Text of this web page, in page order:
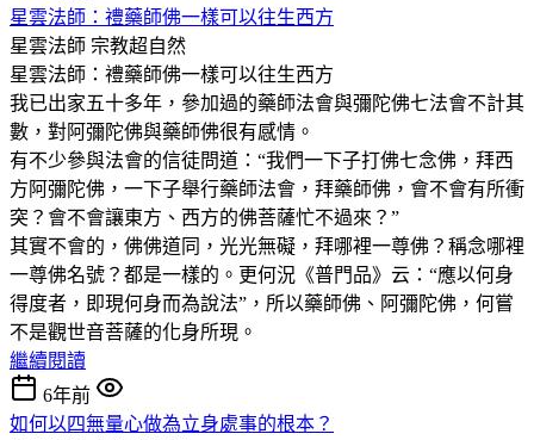
星雲法師：禮藥師佛一樣可以往生西方
星雲法師 宗教超自然
星雲法師：禮藥師佛一樣可以往生西方
我已出家五十多年，參加過的藥師法會與彌陀佛七法會不計其
數，對阿彌陀佛與藥師佛很有感情。
有不少參與法會的信徒問道：“我們一下子打佛七念佛，拜西
方阿彌陀佛，一下子舉行藥師法會，拜藥師佛，會不會有所衝
突？會不會讓東方、西方的佛菩薩忙不過來？”
其實不會的，佛佛道同，光光無礙，拜哪裡一尊佛？稱念哪裡
一尊佛名號？都是一樣的。更何況《普門品》云：“應以何身
得度者，即現何身而為說法”，所以藥師佛、阿彌陀佛，何嘗
不是觀世音菩薩的化身所現。
繼續閱讀
6年前
如何以四無量心做為立身處事的根本？